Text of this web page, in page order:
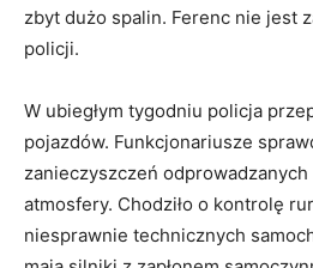
zbyt dużo spalin. Ferenc nie jest
policji.
W ubiegłym tygodniu policja
pojazdów. Funkcjonariusze
zanieczyszczeń
atmosfery. Chodziło o kontrolę
niesprawnie technicznych